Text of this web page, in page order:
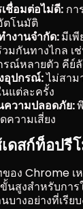
ชื่อมต่อไม่ดี: กา
ตโนมัติ
งานจำกัด: มีเ
มกันทางไกล เ
ณ์หลายตัว คีย์
อุปกรณ์: ไม่สาม
นแต่ละครั้ง
ความปลอดภัย:
ความเสี่ยง
ดสก์ท็อปรี
อง Chrome เ
สูงสำหรับการ
บางอย่างที่เรียบ